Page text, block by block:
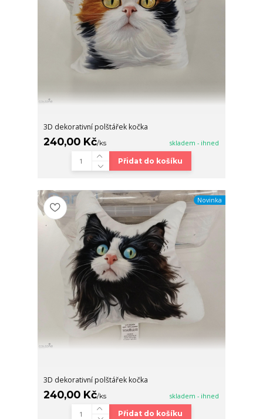
3D dekorativní polštářek kočka
240,00 Kč/ks skladem - ihned
Přidat do košíku
Novinka
3D dekorativní polštářek kočka
240,00 Kč/ks skladem - ihned
Přidat do košíku